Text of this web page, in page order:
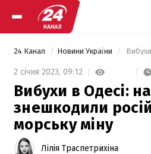
24 Канал Новини України
2 січня 2023, 09:12
Вибухи в Одесі:
знешкодили
морську міну
Лілія Траспетрихіна